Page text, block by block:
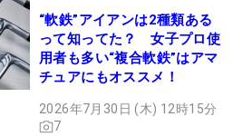
“軟鉄”アイアンは2種類ある
って知ってた？ 女子プロ使
用者も多い“複合軟鉄”はアマ
チュアにもオススメ！
2026年7月30日 (木) 12時15分
7